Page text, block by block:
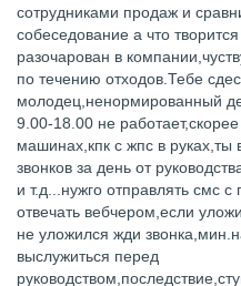
сотрудниками продаж и
собеседование а что
разочарован в
по течению отходов.Тебе
молодец,ненормированный
9.00-18.00 не
машинах,кпк с жпс в руках,ты
звонков за день от
и т.д...нужго отправлять смс
отвечать вебчером,если
не уложился жди
выслужиться перед